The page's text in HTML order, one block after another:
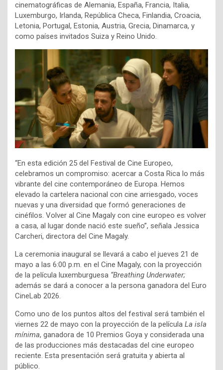
cinematográficas de Alemania, España, Francia, Italia,
Luxemburgo, Irlanda, República Checa, Finlandia, Croacia,
Letonia, Portugal, Estonia, Austria, Grecia, Dinamarca, y
como países invitados Suiza y Reino Unido.
“En esta edición 25 del Festival de Cine Europeo,
celebramos un compromiso: acercar a Costa Rica lo más
vibrante del cine contemporáneo de Europa. Hemos
elevado la cartelera nacional con cine arriesgado, voces
nuevas y una diversidad que formó generaciones de
cinéfilos. Volver al Cine Magaly con cine europeo es volver
a casa, al lugar donde nació este sueño”, señala Jessica
Carcheri, directora del Cine Magaly.
La ceremonia inaugural se llevará a cabo el jueves 21 de
mayo a las 6:00 p.m. en el Cine Magaly, con la proyección
de la película luxemburguesa “Breathing Underwater;
además se dará a conocer a la persona ganadora del Euro
CineLab 2026.
Como uno de los puntos altos del festival será también el
viernes 22 de mayo con la proyección de la película La isla
mínima, ganadora de 10 Premios Goya y considerada una
de las producciones más destacadas del cine europeo
reciente. Esta presentación será gratuita y abierta al
público.